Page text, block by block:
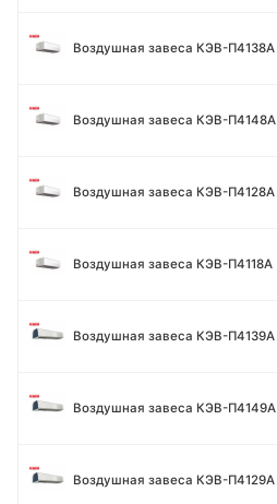
Воздушная завеса КЭВ-П4138А
Воздушная завеса КЭВ-П4148А
Воздушная завеса КЭВ-П4128А
Воздушная завеса КЭВ-П4118А
Воздушная завеса КЭВ-П4139А
Воздушная завеса КЭВ-П4149А
Воздушная завеса КЭВ-П4129А